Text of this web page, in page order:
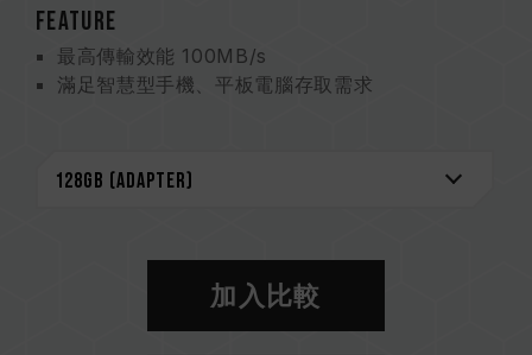
FEATURE
最高傳輸效能 100MB/s
滿足智慧型手機、平板電腦存取需求
加入比較